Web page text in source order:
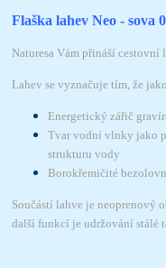
Flaška lahev Neo - sova
Naturesa Vám přináší cestovní
Lahev se vyznačuje tím, že
Energetický zářič
Tvar vodní vlnky jako
strukturu vody
Borokřemičité
Součástí lahve je neoprenový
další funkcí je udržování stálé